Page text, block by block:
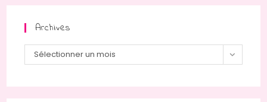
Archives
Sélectionner un mois